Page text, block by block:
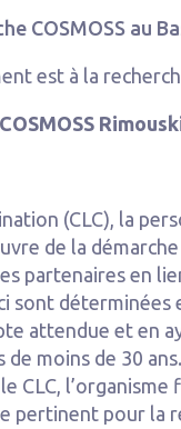
COSMOSS au
est à la
(CLC), la
de la démarche
partenaires en
sont
attendue et en
de moins de 30
CLC,
pertinent pour la